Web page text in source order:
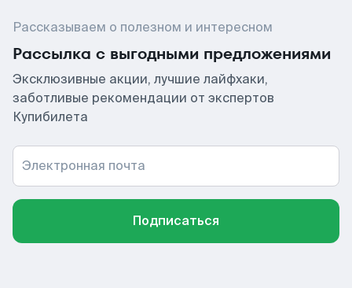
Рассказываем о полезном и интересном
Рассылка с выгодными предложениями
Эксклюзивные акции, лучшие лайфхаки,
заботливые рекомендации от экспертов
Купибилета
Электронная почта
Подписаться